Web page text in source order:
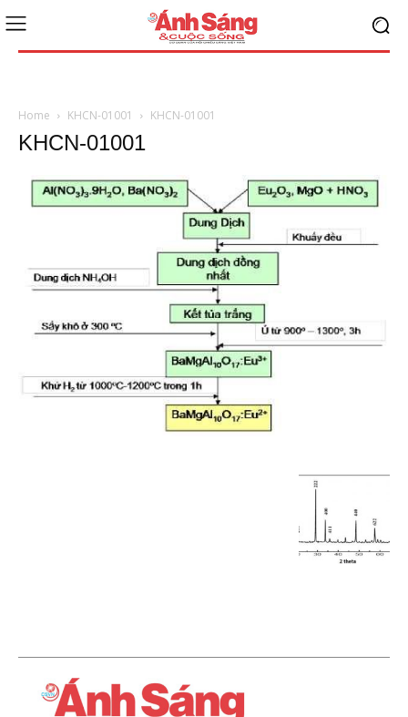
Home KHCN-01001 KHCN-01001
KHCN-01001